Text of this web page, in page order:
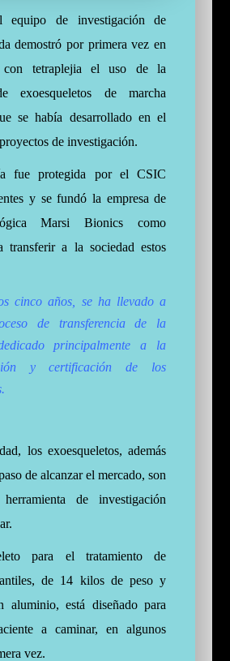
equipo de investigación de
demostró por primera vez en
con tetraplejia el uso de la
exoesqueletos de marcha
se había desarrollado en el
de investigación.
fue protegida por el CSIC
y se fundó la empresa de
Marsi Bionics como
transferir a la sociedad estos
cinco años, se ha llevado a
de transferencia de la
principalmente a la
y certificación de los
los exoesqueletos, además
de alcanzar el mercado, son
de investigación
para el tratamiento de
de 14 kilos de peso y
aluminio, está diseñado para
a caminar, en algunos
vez.